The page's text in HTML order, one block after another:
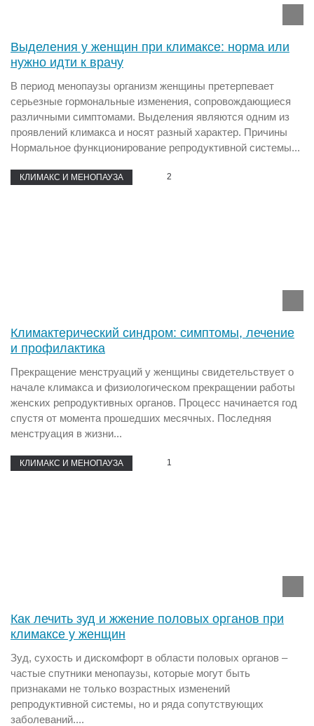
Выделения у женщин при климаксе: норма или
нужно идти к врачу
В период менопаузы организм женщины претерпевает
серьезные гормональные изменения, сопровождающиеся
различными симптомами. Выделения являются одним из
проявлений климакса и носят разный характер. Причины
Нормальное функционирование репродуктивной системы...
КЛИМАКС И МЕНОПАУЗА 2
Климактерический синдром: симптомы, лечение
и профилактика
Прекращение менструаций у женщины свидетельствует о
начале климакса и физиологическом прекращении работы
женских репродуктивных органов. Процесс начинается год
спустя от момента прошедших месячных. Последняя
менструация в жизни...
КЛИМАКС И МЕНОПАУЗА 1
Как лечить зуд и жжение половых органов при
климаксе у женщин
Зуд, сухость и дискомфорт в области половых органов –
частые спутники менопаузы, которые могут быть
признаками не только возрастных изменений
репродуктивной системы, но и ряда сопутствующих
заболеваний....